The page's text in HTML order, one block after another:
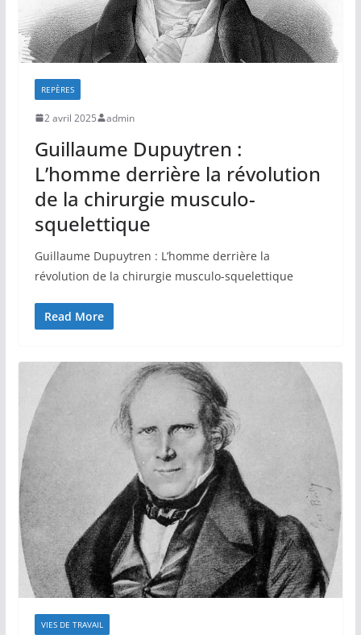
REPÈRES
2 avril 2025 admin
Guillaume Dupuytren :
L’homme derrière la révolution
de la chirurgie musculo-
squelettique
Guillaume Dupuytren : L’homme derrière la
révolution de la chirurgie musculo-squelettique
Read More
VIES DE TRAVAIL